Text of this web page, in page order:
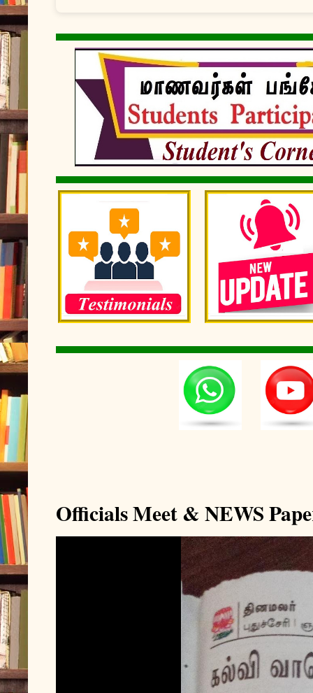
Officials Meet & NEWS